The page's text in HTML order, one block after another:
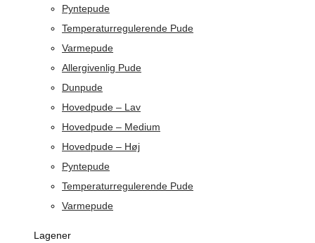
Pyntepude
Temperaturregulerende Pude
Varmepude
Allergivenlig Pude
Dunpude
Hovedpude – Lav
Hovedpude – Medium
Hovedpude – Høj
Pyntepude
Temperaturregulerende Pude
Varmepude
Lagener